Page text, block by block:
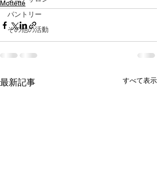
パントリー
その他の活動
Mottette
最新記事 すべて表示